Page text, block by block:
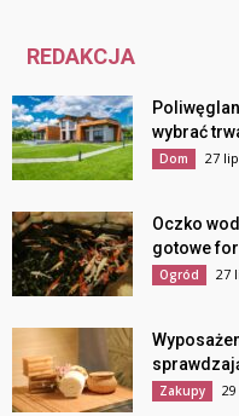
REDAKCJA
wybrać
Dom 27
Oczko
gotowe
Ogród 27
Zakupy